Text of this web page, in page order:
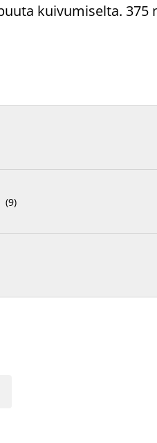
kuivumiselta. 375
(9)